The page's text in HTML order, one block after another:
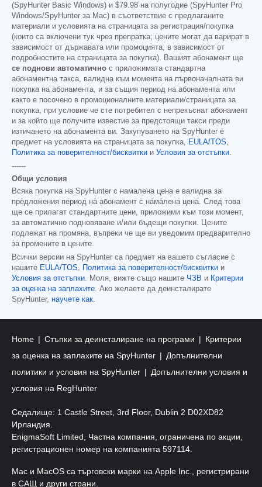
(SpyHunter Basic Windows) и $79.98 на полугодие (SpyHunter Pro
Windows/SpyHunter за Mac) в съответствие с предлаганите
материали и условията на страницата за регистрация/покупка
(които са включени тук чрез препратка; цените могат да варират в
зависимост от държавата или промоцията, в зависимост от
подробностите на страницата за покупка). Вашият абонамент ще
се поднови автоматично с приложимата стандартна
абонаментна такса, валидна към момента на първоначалната ви
покупка на абонамента, и за същия период на абонамента или
както е посочено в промоционалните материали/страницата за
покупка, при условие че сте потребител с непрекъснат абонамент
и за който ще получите известие за предстоящи такси преди
изтичането на абонамента ви. Закупуването на SpyHunter е
предмет на условията на страницата за покупка, EULA/TOS,
Политика за поверителност/бисквитки и Условия за отстъпки.
------
Общи условия
Всяка покупка на SpyHunter с намалена цена е валидна за
предложения период на абонамент с намалена цена. След това
ще се прилагат стандартните цени, приложими към този момент,
за автоматично подновяване и/или бъдещи покупки. Цените
подлежат на промяна, въпреки че ще ви уведомим предварително
за промените в цените.
Всички версии на SpyHunter са предмет на вашето съгласие с
нашите EULA/TOS, Политика за поверителност/бисквитки и
Условия за отстъпки. Моля, вижте също нашите ЧЗВ и Критерии
за оценка на заплахите. Ако желаете да деинсталирате
SpyHunter, научете как.
Home Стъпки за деинсталиране на програми
Критерии
за оценка на заплахите на SpyHunter
Допълнителни
политики и условия на SpyHunter
Допълнителни условия и
условия на RegHunter
Седалище: 1 Castle Street, 3rd Floor, Dublin 2 D02XD82
Ирландия.
EnigmaSoft Limited, Частна компания, ограничена по акции,
регистрационен номер на компанията 597114.
Mac и MacOS са търговски марки на Apple Inc., регистрирани
в САЩ и други страни.